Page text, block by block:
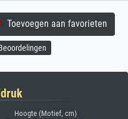
Toevoegen aan favorieten
Hoogte (Motief, cm)